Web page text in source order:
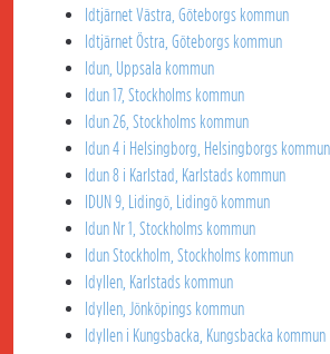
Idtjärnet Västra, Göteborgs kommun
Idtjärnet Östra, Göteborgs kommun
Idun, Uppsala kommun
Idun 17, Stockholms kommun
Idun 26, Stockholms kommun
Idun 4 i Helsingborg, Helsingborgs kommun
Idun 8 i Karlstad, Karlstads kommun
IDUN 9, Lidingö, Lidingö kommun
Idun Nr 1, Stockholms kommun
Idun Stockholm, Stockholms kommun
Idyllen, Karlstads kommun
Idyllen, Jönköpings kommun
Idyllen i Kungsbacka, Kungsbacka kommun